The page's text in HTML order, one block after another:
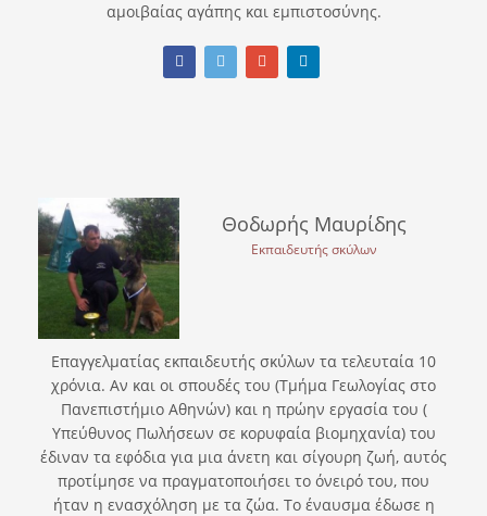
αμοιβαίας αγάπης και εμπιστοσύνης.
Θοδωρής Μαυρίδης
Εκπαιδευτής σκύλων
Επαγγελματίας εκπαιδευτής σκύλων τα τελευταία 10
χρόνια. Αν και οι σπουδές του (Τμήμα Γεωλογίας στο
Πανεπιστήμιο Αθηνών) και η πρώην εργασία του (
Υπεύθυνος Πωλήσεων σε κορυφαία βιομηχανία) του
έδιναν τα εφόδια για μια άνετη και σίγουρη ζωή, αυτός
προτίμησε να πραγματοποιήσει το όνειρό του, που
ήταν η ενασχόληση με τα ζώα. Το έναυσμα έδωσε η